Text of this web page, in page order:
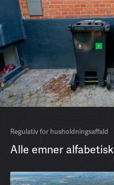
Regulativ for husholdningsaffald
Alle emner alfabetisk